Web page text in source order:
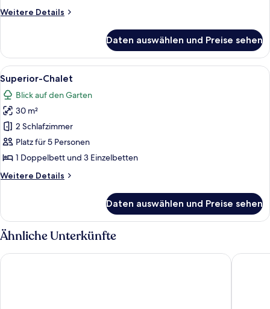
Weitere Details
Weitere
(Urban
Safari)
Daten auswählen und Preise sehen
Alle
Fotos
für
Superior-
Chalet
anzeigen
Ein modernes Hotelzimmer mit
7
Superior-Chalet
Blick auf den Garten
30 m²
2 Schlafzimmer
Platz für 5 Personen
1 Doppelbett und 3 Einzelbetten
Weitere Details
Weitere
Chalet
Daten auswählen und Preise sehen
Ähnliche Unterkünfte
B&B Hotel Firenze Nuovo Palazzo di Giustizia Forte16